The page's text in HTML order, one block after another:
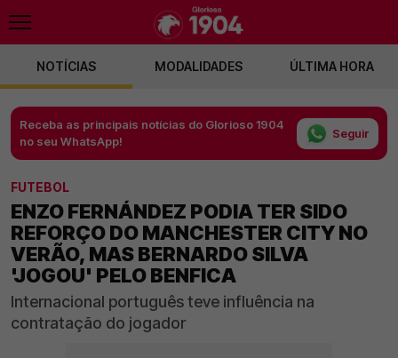
NOTÍCIAS MODALIDADES ÚLTIMA HORA
Receba as principais notícias do Glorioso 1904
no seu WhatsApp!
Seguir
FUTEBOL
ENZO FERNÁNDEZ PODIA TER SIDO
REFORÇO DO MANCHESTER CITY NO
VERÃO, MAS BERNARDO SILVA
'JOGOU' PELO BENFICA
Internacional português teve influência na
contratação do jogador